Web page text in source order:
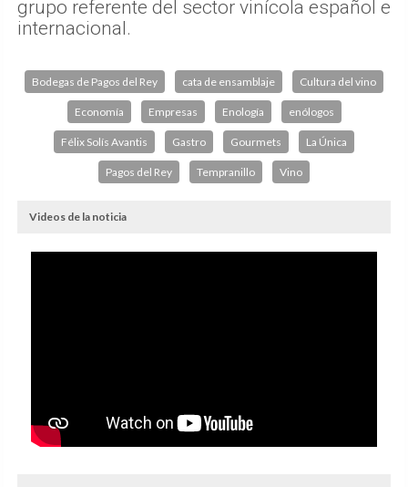
grupo referente del sector vinícola español e
internacional.
Bodegas de Pagos del Rey cata de ensamblaje Cultura del vino
Economía Empresas Enología enólogos
Félix Solís Avantis Gastro Gourmets La Única
Pagos del Rey Tempranillo Vino
Videos de la noticia